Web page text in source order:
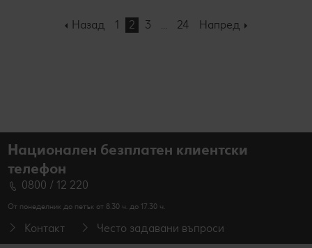
Назад 1 2 3 24 Напред
Национален безплатен клиентски
телефон
0800 / 12 220
От понеделник до петък от 8.30 ч. до 17.30 ч.
Контакт Често задавани въпроси